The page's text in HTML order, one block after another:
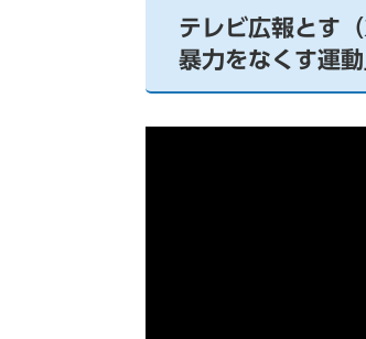
テレビ広報とす
暴力をなくす運動